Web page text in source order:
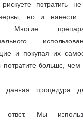
потратить не
но и нанести
Многие
и покупая их
потратите больше,
данная процедура
Мы